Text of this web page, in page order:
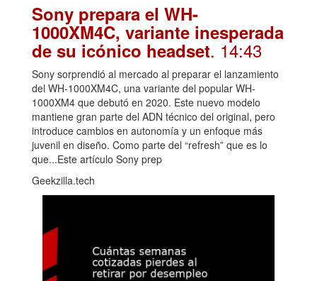
Sony prepara el WH-
1000XM4C, variante inesperada
de su icónico headset. 14:43
Sony sorprendió al mercado al preparar el lanzamiento
del WH-1000XM4C, una variante del popular WH-
1000XM4 que debutó en 2020. Este nuevo modelo
mantiene gran parte del ADN técnico del original, pero
introduce cambios en autonomía y un enfoque más
juvenil en diseño. Como parte del “refresh” que es lo
que...Este artículo Sony prep
Geekzilla.tech